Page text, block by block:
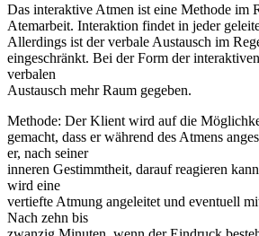
Das interaktive Atmen ist eine Methode im
Atemarbeit. Interaktion findet in jeder
Allerdings ist der verbale Austausch im
eingeschränkt. Bei der Form der
verbalen
Austausch mehr Raum gegeben.
Methode: Der Klient wird auf die
gemacht, dass er während des Atmens
er, nach seiner
inneren Gestimmtheit, darauf reagieren
wird eine
vertiefte Atmung angeleitet und eventuell
Nach zehn bis